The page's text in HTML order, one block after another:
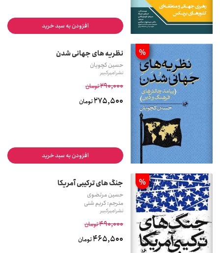
افزودن به سبد خرید
% نظریه های جهانی شدن
حسین کچویان
نشر امیرکبیر
290,000تومان
275,500تومان
افزودن به سبد خرید
% جنگ های ترکیبی آمریکا
حسین مرتضوی
مترجم: کریم شنی
نشر امیرکبیر
490,000تومان
465,500تومان